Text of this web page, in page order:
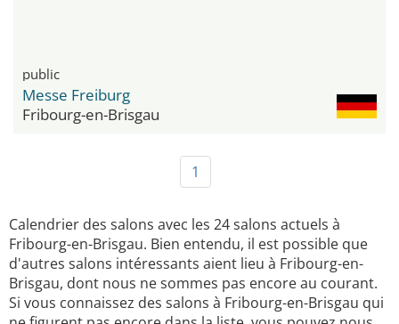
public
Messe Freiburg
Fribourg-en-Brisgau
1
Calendrier des salons avec les 24 salons actuels à
Fribourg-en-Brisgau. Bien entendu, il est possible que
d'autres salons intéressants aient lieu à Fribourg-en-
Brisgau, dont nous ne sommes pas encore au courant.
Si vous connaissez des salons à Fribourg-en-Brisgau qui